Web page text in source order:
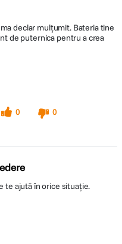
declar mulțumit. Bateria tine
de puternica pentru a crea
0
0
te ajută în orice situație.